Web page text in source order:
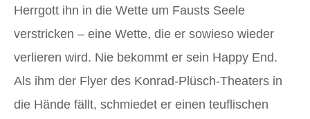
Herrgott ihn in die Wette um Fausts Seele
verstricken – eine Wette, die er sowieso wieder
verlieren wird. Nie bekommt er sein Happy End.
Als ihm der Flyer des Konrad-Plüsch-Theaters in
die Hände fällt, schmiedet er einen teuflischen